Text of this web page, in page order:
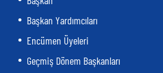
Başkan Yardımcıları
Encümen Üyeleri
Geçmiş Dönem Başkanları